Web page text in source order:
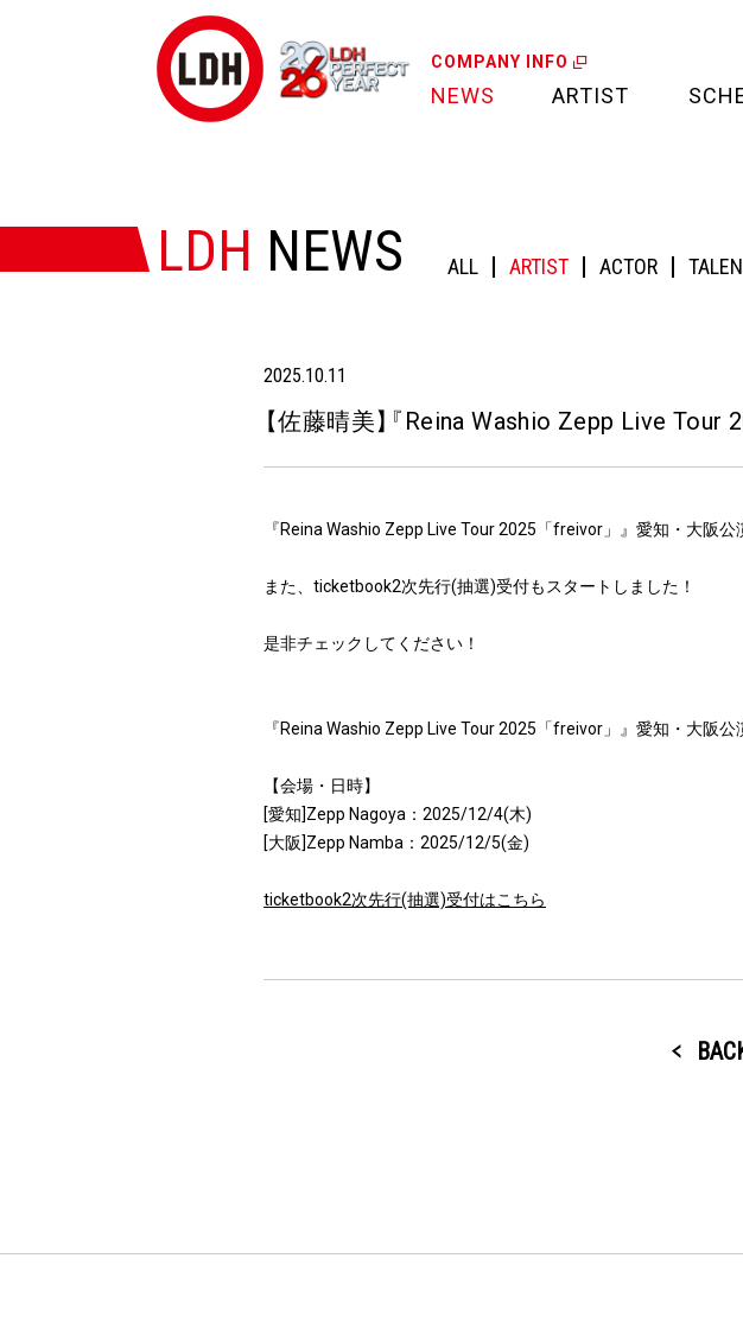
COMPANY INFO
NEWS ARTIST
LDH NEWS ALL ARTIST ACTOR
2025.10.11
【佐藤晴美】
『 Reina Washio Zepp Live Tour
『Reina Washio Zepp Live Tour 2025「freivor」』愛知・大阪
また、ticketbook2次先行(抽選)受付もスタートしました！
是非チェックしてください！
『Reina Washio Zepp Live Tour 2025「freivor」』愛知・大阪公
【会場・日時】
[愛知]Zepp Nagoya：2025/12/4(木)
[大阪]Zepp Namba：2025/12/5(金)
ticketbook2次先行(抽選)受付はこちら